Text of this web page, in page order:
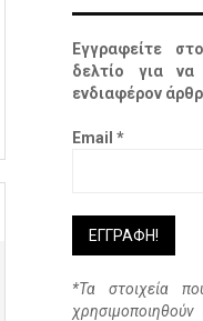
Εγγραφείτε
δελτίο για
ενδιαφέρον
Email *
*Τα στοιχεία